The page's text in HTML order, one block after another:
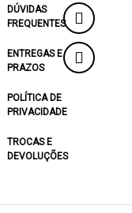
DÚVIDAS
FREQUENTES
ENTREGAS E
PRAZOS
POLÍTICA DE
PRIVACIDADE
TROCAS E
DEVOLUÇÕES